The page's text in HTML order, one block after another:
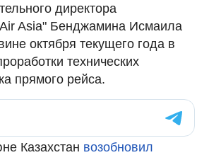
директора
Asia" Бенджамина Исмаила
октября текущего года в
технических
прямого рейса.
Казахстан возобновил